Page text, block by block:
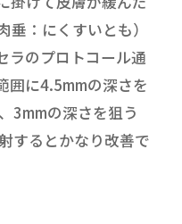
：にくすいとも）
ラのプロトコール通
囲に4.5mmの深さを
3mmの深さを狙う
するとかなり改善で